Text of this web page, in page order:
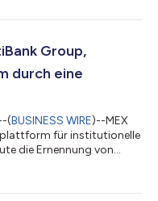
von S. H. Scheich
überreicht. Die
Group,
durch eine
(BUSINESS WIRE)--MEX
für institutionelle
die Ernennung von
während es sein